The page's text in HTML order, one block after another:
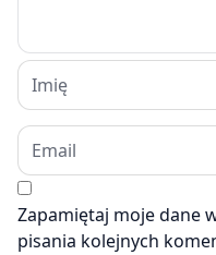
Zapamiętaj moje dane
pisania kolejnych